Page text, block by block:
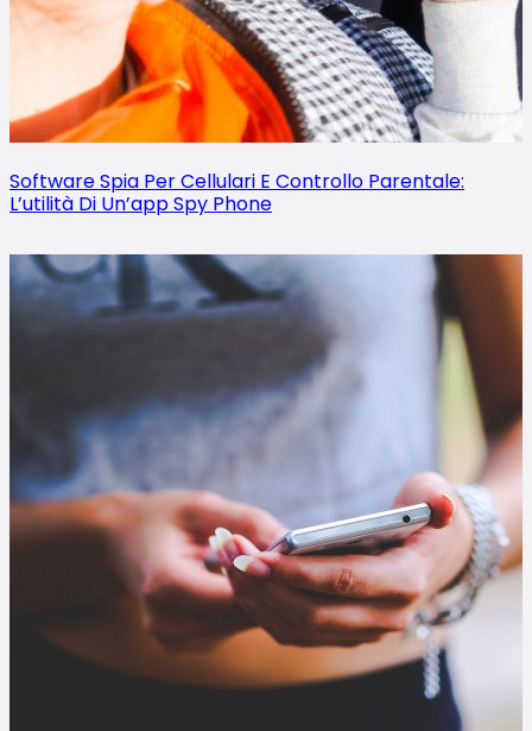
Software Spia Per Cellulari E Controllo Parentale:
L’utilità Di Un’app Spy Phone